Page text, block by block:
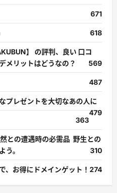
671
618
】 の評判、良い 口コ
メリットはどうなの？
569
487
プレゼントを大切なあの人に
479
363
との遭遇時の必需品 野生との
う。
310
、お得にドメインゲット！ 274